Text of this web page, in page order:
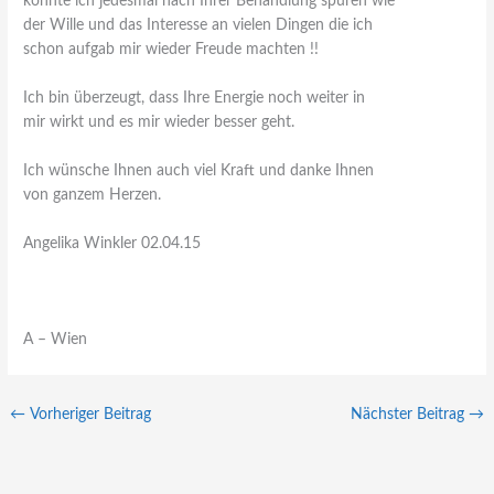
der Wille und das Interesse an vielen Dingen die ich
schon aufgab mir wieder Freude machten !!
Ich bin überzeugt, dass Ihre Energie noch weiter in
mir wirkt und es mir wieder besser geht.
Ich wünsche Ihnen auch viel Kraft und danke Ihnen
von ganzem Herzen.
Angelika Winkler 02.04.15
A – Wien
← Vorheriger Beitrag Nächster Beitrag →